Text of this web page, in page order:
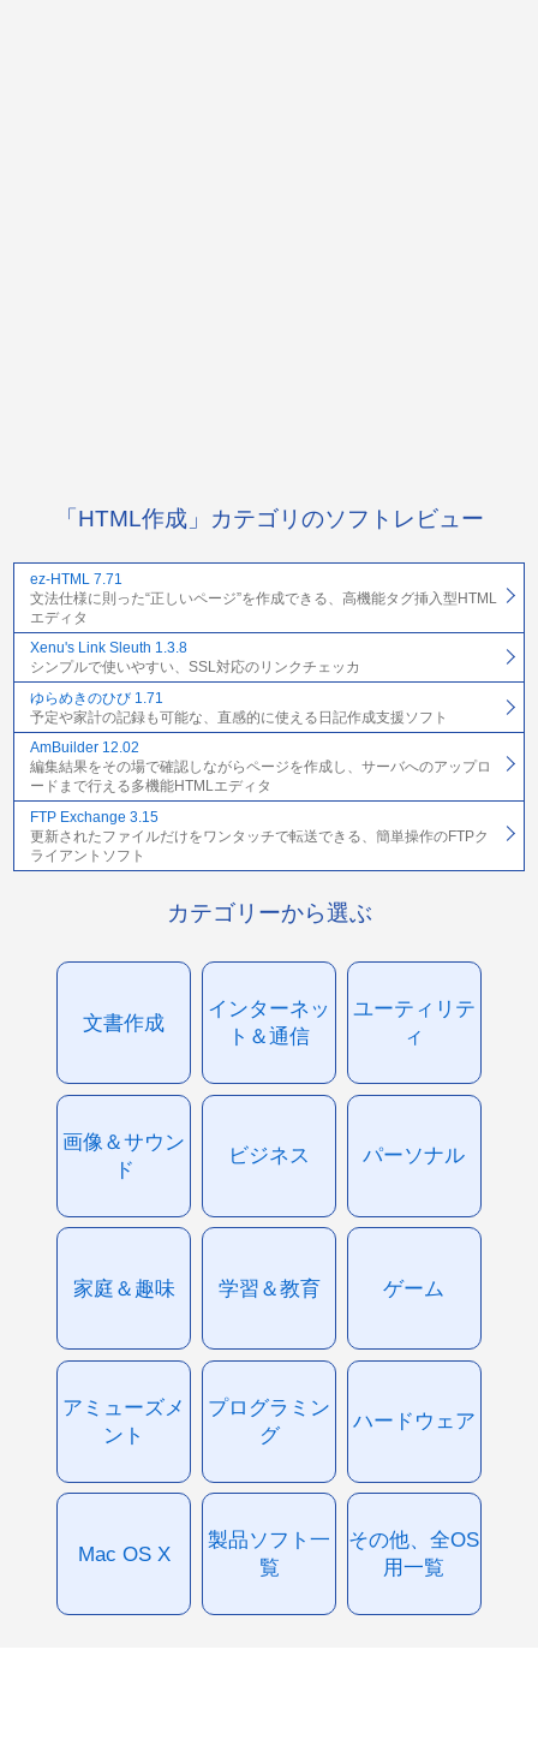
「HTML作成」カテゴリのソフトレビュー
ez-HTML 7.71
文法仕様に則った“正しいページ”を作成できる、高機能タグ挿入型HTML
エディタ
Xenu's Link Sleuth 1.3.8
シンプルで使いやすい、SSL対応のリンクチェッカ
ゆらめきのひび 1.71
予定や家計の記録も可能な、直感的に使える日記作成支援ソフト
AmBuilder 12.02
編集結果をその場で確認しながらページを作成し、サーバへのアップロ
ードまで行える多機能HTMLエディタ
FTP Exchange 3.15
更新されたファイルだけをワンタッチで転送できる、簡単操作のFTPク
ライアントソフト
カテゴリーから選ぶ
文書作成
インターネッ
ト＆通信
ユーティリテ
ィ
画像＆サウン
ド
ビジネス パーソナル
家庭＆趣味 学習＆教育 ゲーム
アミューズメ
ント
プログラミン
グ
ハードウェア
Mac OS X
製品ソフト一
覧
その他、全OS
用一覧